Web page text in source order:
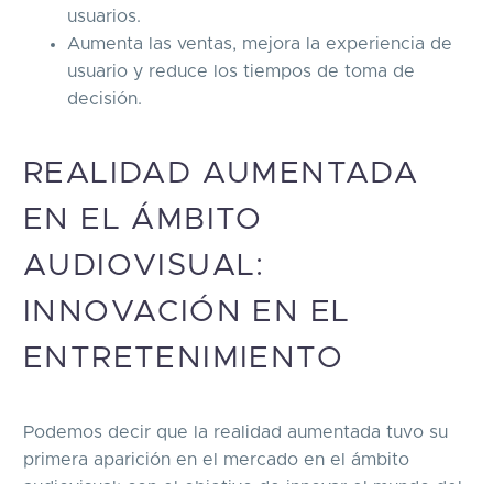
usuarios.
Aumenta las ventas, mejora la experiencia de
usuario y reduce los tiempos de toma de
decisión.
REALIDAD AUMENTADA
EN EL ÁMBITO
AUDIOVISUAL:
INNOVACIÓN EN EL
ENTRETENIMIENTO
Podemos decir que la realidad aumentada tuvo su
primera aparición en el mercado en el ámbito